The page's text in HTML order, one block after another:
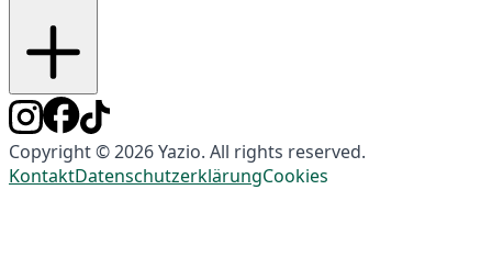
Copyright © 2026 Yazio. All rights reserved.
KontaktDatenschutzerklärungCookies